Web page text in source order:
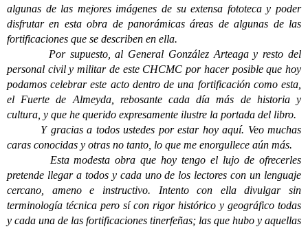
algunas de las mejores imágenes de su extensa fototeca y poder
disfrutar en esta obra de panorámicas áreas de algunas de las
fortificaciones que se describen en ella.
Por supuesto, al General González Arteaga y resto del
personal civil y militar de este CHCMC por hacer posible que hoy
podamos celebrar este acto dentro de una fortificación como esta,
el Fuerte de Almeyda, rebosante cada día más de historia y
cultura, y que he querido expresamente ilustre la portada del libro.
Y gracias a todos ustedes por estar hoy aquí. Veo muchas
caras conocidas y otras no tanto, lo que me enorgullece aún más.
Esta modesta obra que hoy tengo el lujo de ofrecerles
pretende llegar a todos y cada uno de los lectores con un lenguaje
cercano, ameno e instructivo. Intento con ella divulgar sin
terminología técnica pero sí con rigor histórico y geográfico todas
y cada una de las fortificaciones tinerfeñas; las que hubo y aquellas